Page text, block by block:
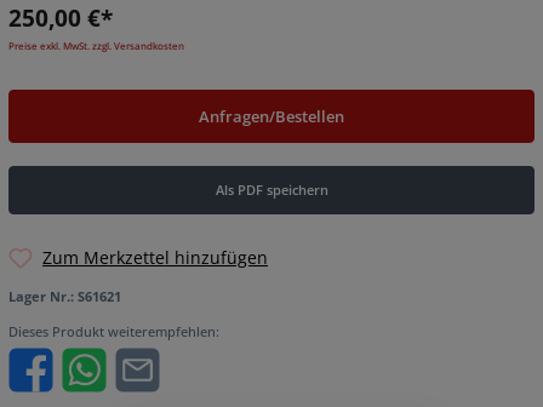
250,00 €*
Preise exkl. MwSt. zzgl. Versandkosten
Anfragen/Bestellen
Als PDF speichern
Zum Merkzettel hinzufügen
Lager Nr.: S61621
Dieses Produkt weiterempfehlen: